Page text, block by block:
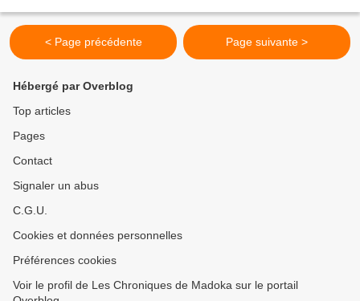
< Page précédente Page suivante >
Hébergé par Overblog
Top articles
Pages
Contact
Signaler un abus
C.G.U.
Cookies et données personnelles
Préférences cookies
Voir le profil de Les Chroniques de Madoka sur le portail